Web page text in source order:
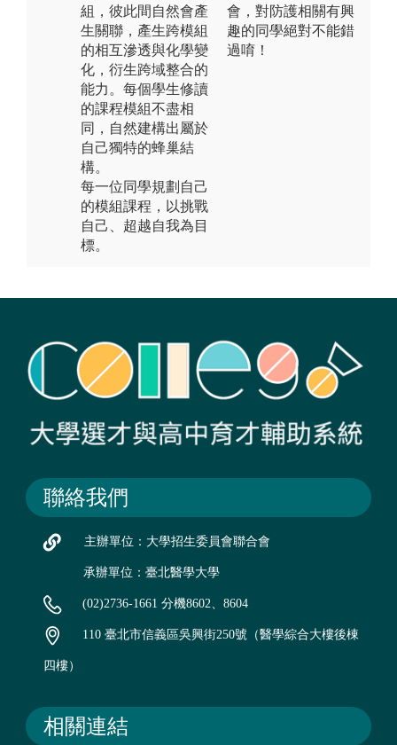
組，彼此間自然會產
生關聯，產生跨模組
的相互滲透與化學變
化，衍生跨域整合的
能力。每個學生修讀
的課程模組不盡相
同，自然建構出屬於
自己獨特的蜂巢結
構。
每一位同學規劃自己
的模組課程，以挑戰
自己、超越自我為目
標。
會，對防護相關有興
趣的同學絕對不能錯
過唷！
聯絡我們
主辦單位：大學招生委員會聯合會
承辦單位：臺北醫學大學
(02)2736-1661 分機8602、8604
110 臺北市信義區吳興街250號（醫學綜合大樓後棟
四樓）
相關連結